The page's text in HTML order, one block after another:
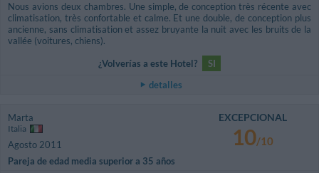
Nous avions deux chambres. Une simple, de conception très récente avec
climatisation, très confortable et calme. Et une double, de conception plus
ancienne, sans climatisation et assez bruyante la nuit avec les bruits de la
vallée (voitures, chiens).
¿Volverías a este Hotel?
SI
detalles
Marta
Italia
Agosto 2011
Pareja de edad media superior a 35 años
EXCEPCIONAL
10/10